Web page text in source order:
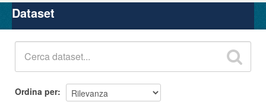
Organizzazioni
Gruppi
Dataset
Ordina per